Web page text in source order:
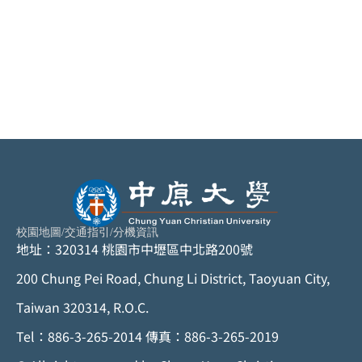
校園地圖/交通指引 /分機資訊
地址：320314 桃園市中壢區中北路200號
200 Chung Pei Road, Chung Li District, Taoyuan City,
Taiwan 320314, R.O.C.
Tel：886-3-265-2014 傳真：886-3-265-2019